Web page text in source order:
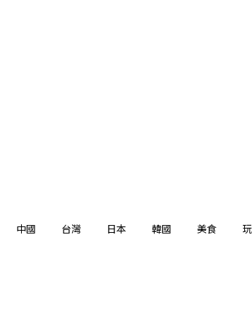
中國 台灣 日本 韓國 美食